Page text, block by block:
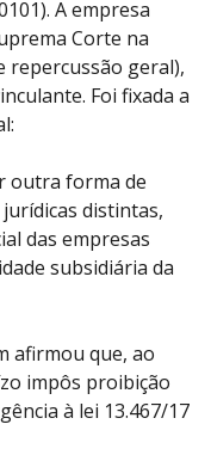
A empresa
Corte na
repercussão geral),
Foi fixada a
outra forma de
distintas,
das empresas
subsidiária da
afirmou que, ao
impôs proibição
à lei 13.467/17